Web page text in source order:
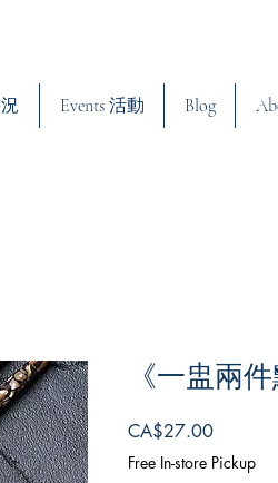
Events 活動 Blog
《一盅兩
CA$27.00Price
Free In-store Pickup